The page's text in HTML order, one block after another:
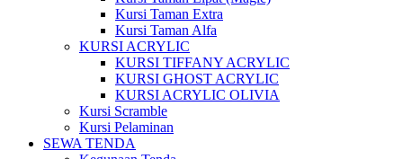
Kursi Taman Extra
Kursi Taman Alfa
KURSI ACRYLIC
KURSI TIFFANY ACRYLIC
KURSI GHOST ACRYLIC
KURSI ACRYLIC OLIVIA
Kursi Scramble
Kursi Pelaminan
SEWA TENDA